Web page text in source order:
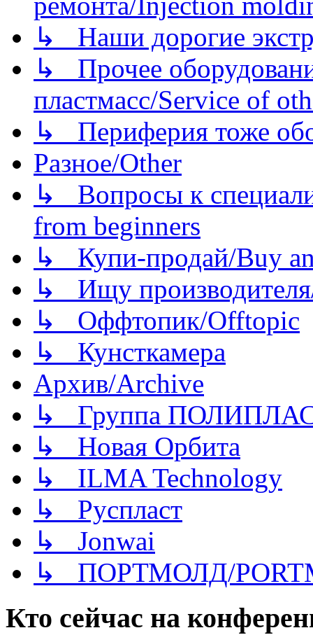
↳ Наши дорогие
↳ Прочее
пластмасс/Service of
↳ Периферия тоже
Разное/Other
↳ Вопросы к
from beginners
↳ Купи-продай/Buy
↳ Ищу
↳ Оффтопик/Offtopic
↳ Кунсткамера
Архив/Archive
↳ Группа
↳ Новая Орбита
↳ ILMA Technology
↳ Руспласт
↳ Jonwai
↳ ПОРТМОЛД/
Кто сейчас на